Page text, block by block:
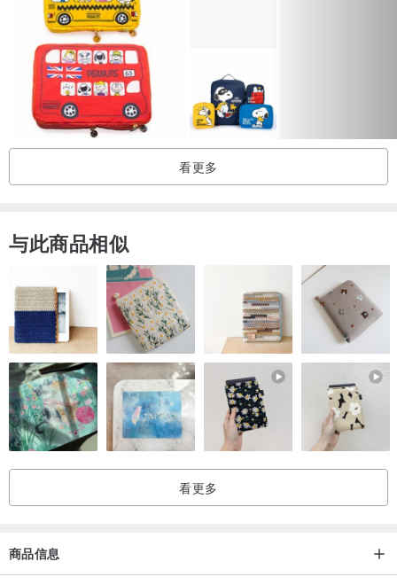
一个很好的礼物主意。
额外的礼品包装可以从这个页面购买。
jp.pinkoi.com/product/h6cP2StF
● ATTENTION
・全部商品仅此一件，若售出将不会再补货，敬请见谅。
・依商品种类而异，商品尺寸略有误差，标示仅供参考，实际尺寸以
实物为主。
・商品的颜色呈现会依照您使用的屏幕环境有所不同。
・古董布料本身特质上多多少少会有些伤痕、污渍、或经过岁月累积
下来的褪色情形出现。
看更多
与此商品相似
看更多
商品信息